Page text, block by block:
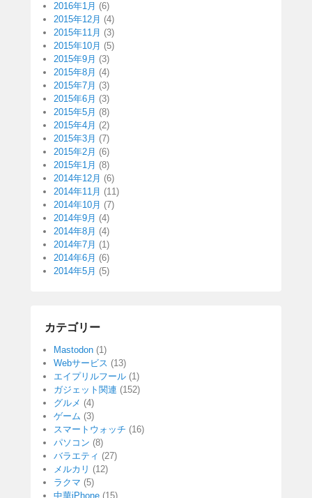
2016年1月 (6)
2015年12月 (4)
2015年11月 (3)
2015年10月 (5)
2015年9月 (3)
2015年8月 (4)
2015年7月 (3)
2015年6月 (3)
2015年5月 (8)
2015年4月 (2)
2015年3月 (7)
2015年2月 (6)
2015年1月 (8)
2014年12月 (6)
2014年11月 (11)
2014年10月 (7)
2014年9月 (4)
2014年8月 (4)
2014年7月 (1)
2014年6月 (6)
2014年5月 (5)
カテゴリー
Mastodon (1)
Webサービス (13)
エイプリルフール (1)
ガジェット関連 (152)
グルメ (4)
ゲーム (3)
スマートウォッチ (16)
パソコン (8)
バラエティ (27)
メルカリ (12)
ラクマ (5)
中華iPhone (15)